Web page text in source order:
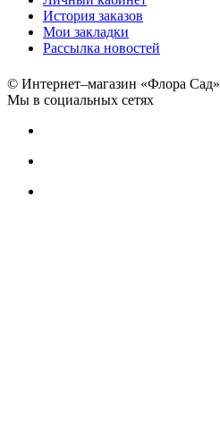
История заказов
Мои закладки
Рассылка новостей
© Интернет–магазин «Флора Сад»
Мы в социальных сетях